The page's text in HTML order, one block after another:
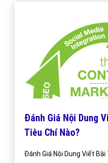
Đánh Giá Nội Dung
Tiêu Chí Nào?
Đánh Giá Nội Dung Viết